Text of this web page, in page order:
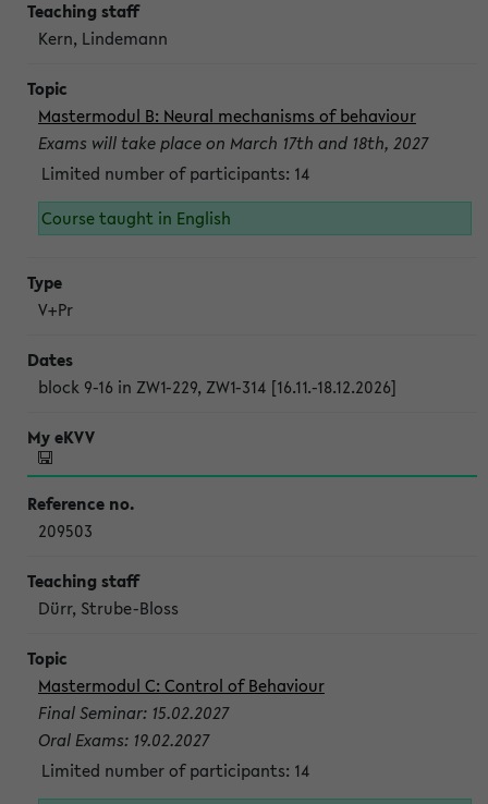
Kern, Lindemann
Mastermodul B: Neural mechanisms of behaviour
Exams will take place on March 17th and 18th, 2027
Limited number of participants: 14
Course taught in English
V+Pr
block 9-16 in ZW1-229, ZW1-314 [16.11.-18.12.2026]
209503
Dürr, Strube-Bloss
Mastermodul C: Control of Behaviour
Final Seminar: 15.02.2027
Oral Exams: 19.02.2027
Limited number of participants: 14